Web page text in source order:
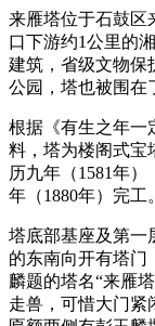
来雁塔位于石鼓区
口下游约1公里的
建筑，省级文物保
公园，塔也被围在
根据《有生之年一
料，塔为楼阁式宝
历九年（1581年
年（1880年）完工。
塔底部基座及第一
的东南向开有塔门
麟题的塔名“来雁
走兽，可惜大门紧